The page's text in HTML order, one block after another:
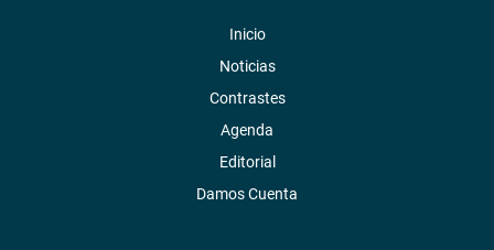
Inicio
Noticias
Contrastes
Agenda
Editorial
Damos Cuenta